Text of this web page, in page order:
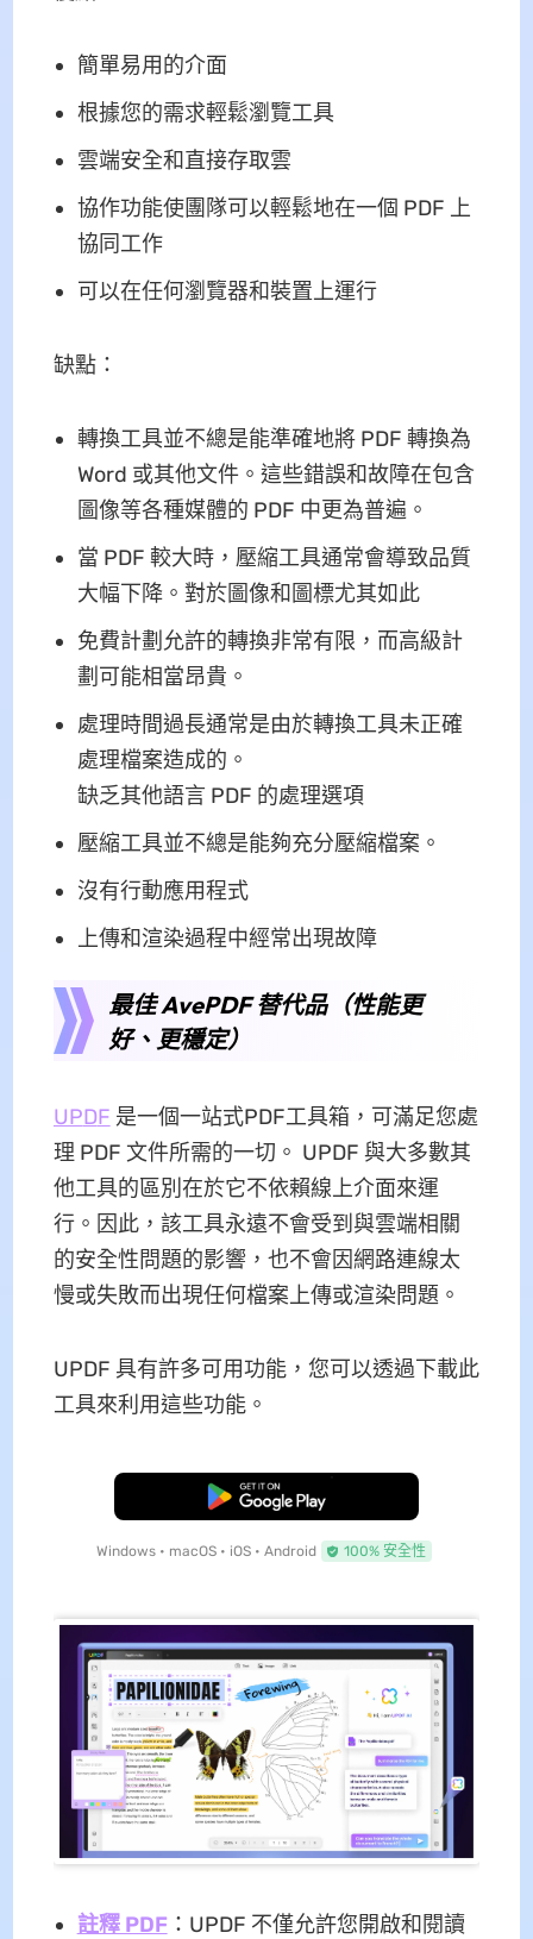
簡單易用的介面
根據您的需求輕鬆瀏覽工具
雲端安全和直接存取雲
協作功能使團隊可以輕鬆地在一個 PDF 上
協同工作
可以在任何瀏覽器和裝置上運行
缺點：
轉換工具並不總是能準確地將 PDF 轉換為
Word 或其他文件。這些錯誤和故障在包含
圖像等各種媒體的 PDF 中更為普遍。
當 PDF 較大時，壓縮工具通常會導致品質
大幅下降。對於圖像和圖標尤其如此
免費計劃允許的轉換非常有限，而高級計
劃可能相當昂貴。
處理時間過長通常是由於轉換工具未正確
處理檔案造成的。
缺乏其他語言 PDF 的處理選項
壓縮工具並不總是能夠充分壓縮檔案。
沒有行動應用程式
上傳和渲染過程中經常出現故障
最佳 AvePDF 替代品（性能更
好、更穩定）
UPDF 是一個一站式PDF工具箱，可滿足您處
理 PDF 文件所需的一切。 UPDF 與大多數其
他工具的區別在於它不依賴線上介面來運
行。因此，該工具永遠不會受到與雲端相關
的安全性問題的影響，也不會因網路連線太
慢或失敗而出現任何檔案上傳或渲染問題。
UPDF 具有許多可用功能，您可以透過下載此
工具來利用這些功能。
免費下載
Windows • macOS • iOS • Android 100% 安全性
註釋 PDF：UPDF 不僅允許您開啟和閱讀